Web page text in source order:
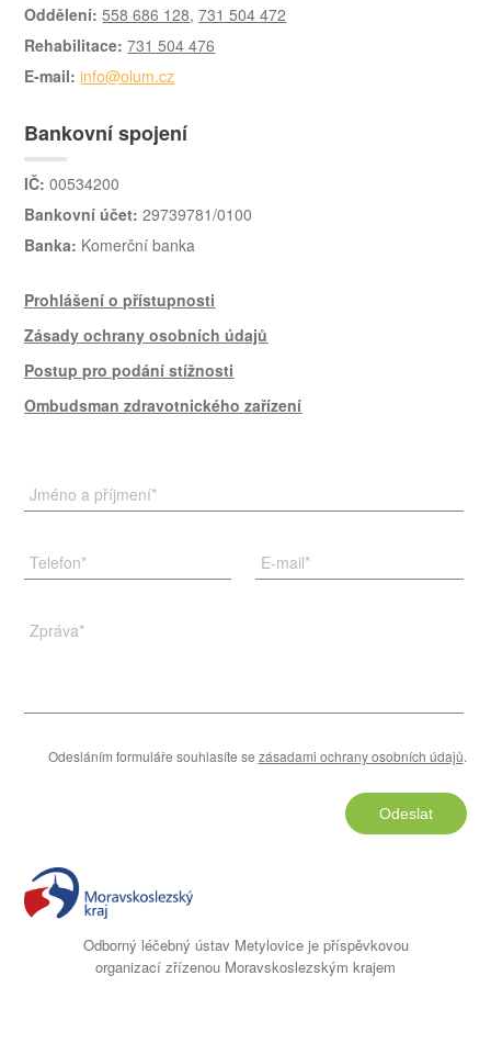
Oddělení: 558 686 128,731 504 472
Rehabilitace: 731 504 476
E-mail: info@olum.cz
Bankovní spojení
IČ: 00534200
Bankovní účet: 29739781/0100
Banka: Komerční banka
Prohlášení o přístupnosti
Zásady ochrany osobních údajů
Postup pro podání stížnosti
Ombudsman zdravotnického zařízení
Jméno a příjmení*
Telefon* E-mail*
Zpráva*
Odesláním formuláře souhlasíte se zásadami ochrany osobních údajů.
Odeslat
Odborný léčebný ústav Metylovice je příspěvkovou
organizací zřízenou Moravskoslezským krajem